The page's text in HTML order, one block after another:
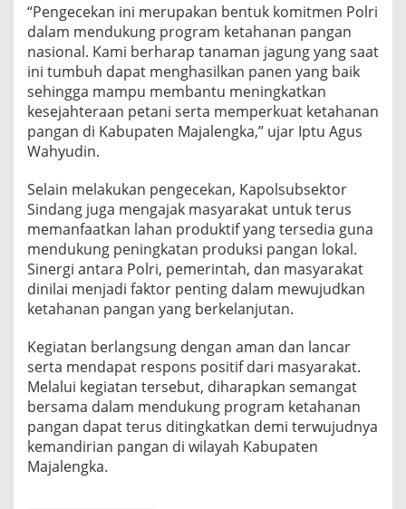
“Pengecekan ini merupakan bentuk komitmen Polri
dalam mendukung program ketahanan pangan
nasional. Kami berharap tanaman jagung yang saat
ini tumbuh dapat menghasilkan panen yang baik
sehingga mampu membantu meningkatkan
kesejahteraan petani serta memperkuat ketahanan
pangan di Kabupaten Majalengka,” ujar Iptu Agus
Wahyudin.
Selain melakukan pengecekan, Kapolsubsektor
Sindang juga mengajak masyarakat untuk terus
memanfaatkan lahan produktif yang tersedia guna
mendukung peningkatan produksi pangan lokal.
Sinergi antara Polri, pemerintah, dan masyarakat
dinilai menjadi faktor penting dalam mewujudkan
ketahanan pangan yang berkelanjutan.
Kegiatan berlangsung dengan aman dan lancar
serta mendapat respons positif dari masyarakat.
Melalui kegiatan tersebut, diharapkan semangat
bersama dalam mendukung program ketahanan
pangan dapat terus ditingkatkan demi terwujudnya
kemandirian pangan di wilayah Kabupaten
Majalengka.